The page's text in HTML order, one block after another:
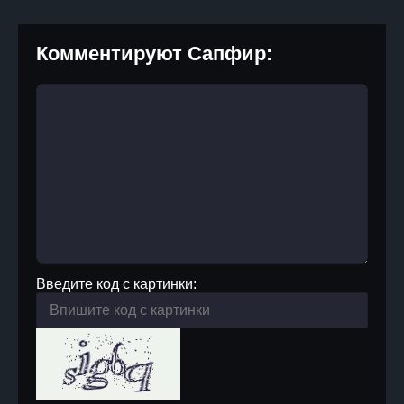
Комментируют Сапфир:
Введите код с картинки: